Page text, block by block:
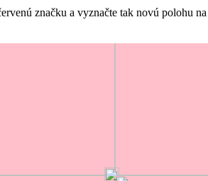
značku a vyznačte tak novú polohu